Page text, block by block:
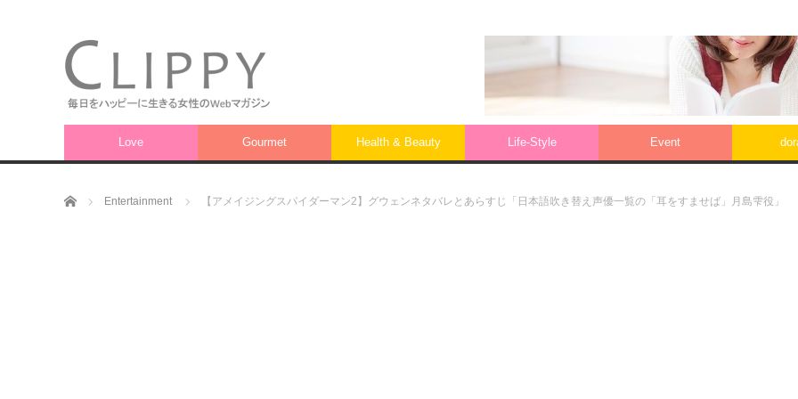
Love Gourmet Health & Beauty Life‐Style Event
ホーム Entertainment 【アメイジングスパイダーマン2】グウェンネタバレとあらすじ「日本語吹き替え声優一覧の「耳をすませば」月島雫役」